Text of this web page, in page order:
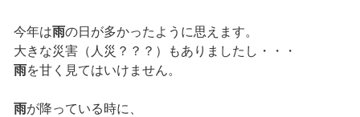
今年は雨の日が多かったように思えます。
大きな災害（人災？？？）もありましたし・・・
雨を甘く見てはいけません。
雨が降っている時に、